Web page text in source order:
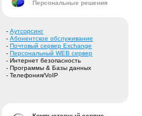
Персональные решения
- Аутсорсинг
- Абонентское обслуживание
- Почтовый сервер Exchange
- Персональный WEB сервер
- Интернет безопасность
- Программы & Базы данных
- Телефония/VoIP